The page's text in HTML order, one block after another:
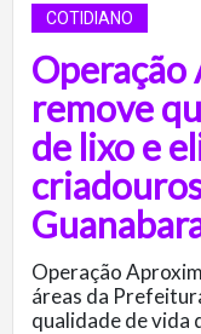
COTIDIANO
remove
de lixo e
Operação
áreas da
qualidade de vida